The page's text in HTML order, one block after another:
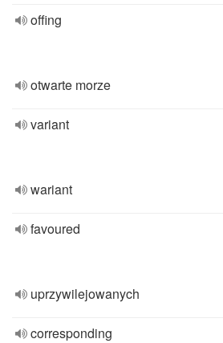
offing
otwarte morze
variant
wariant
favoured
uprzywilejowanych
corresponding